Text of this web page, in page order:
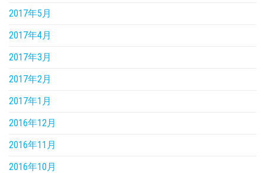
2017年5月
2017年4月
2017年3月
2017年2月
2017年1月
2016年12月
2016年11月
2016年10月